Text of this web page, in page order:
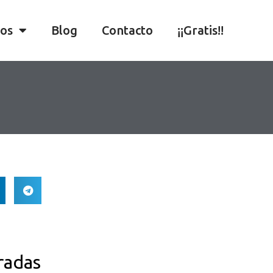
Blog Contacto ¡¡Gratis!!